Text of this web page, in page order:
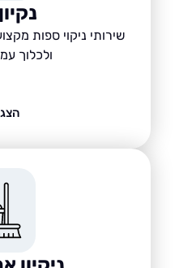
נקיון ספות
שירותי ניקוי ספות מקצועיים
ולכלוך עמוק מבד